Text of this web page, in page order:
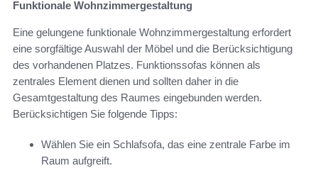
Funktionale Wohnzimmergestaltung
Eine gelungene funktionale Wohnzimmergestaltung erfordert
eine sorgfältige Auswahl der Möbel und die Berücksichtigung
des vorhandenen Platzes. Funktionssofas können als
zentrales Element dienen und sollten daher in die
Gesamtgestaltung des Raumes eingebunden werden.
Berücksichtigen Sie folgende Tipps:
Wählen Sie ein Schlafsofa, das eine zentrale Farbe im
Raum aufgreift.